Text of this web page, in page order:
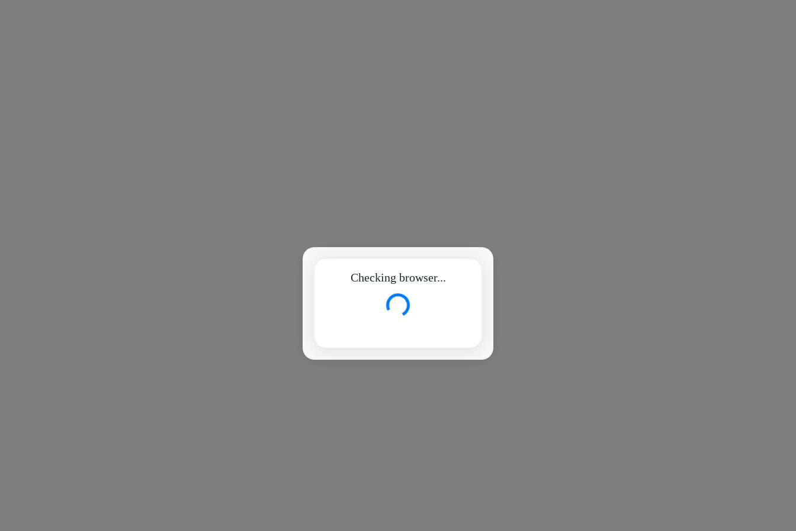
Checking browser...